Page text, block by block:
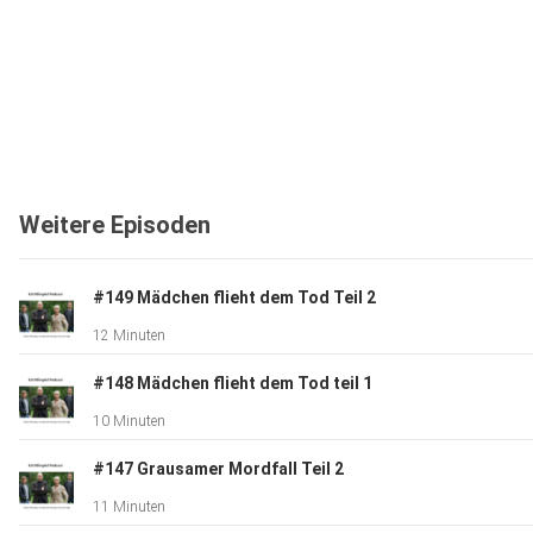
Weitere Episoden
#149 Mädchen flieht dem Tod Teil 2
12 Minuten
#148 Mädchen flieht dem Tod teil 1
10 Minuten
#147 Grausamer Mordfall Teil 2
11 Minuten